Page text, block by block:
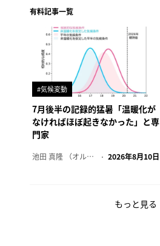
有料記事一覧
#気候変動
7月後半の記録的猛暑「温暖化が
なければほぼ起きなかった」と専
門家
池田 真隆 （オルタナ輪番編集長） 2026年8月10日
もっと見る